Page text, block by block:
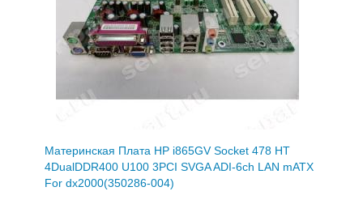
Материнская Плата HP i865GV Socket 478 HT
4DualDDR400 U100 3PCI SVGA ADI-6ch LAN mATX
For dx2000(350286-004)